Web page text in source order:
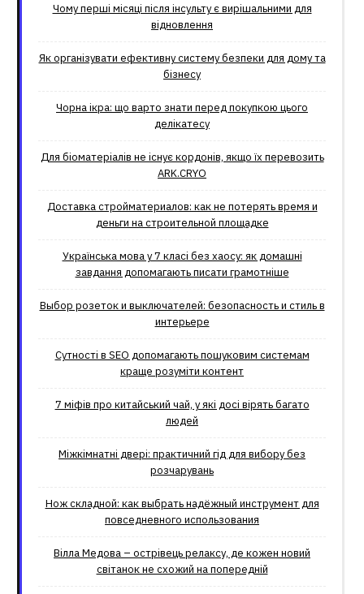
Чому перші місяці після інсульту є вирішальними для
відновлення
Як організувати ефективну систему безпеки для дому та
бізнесу
Чорна ікра: що варто знати перед покупкою цього
делікатесу
Для біоматеріалів не існує кордонів, якщо їх перевозить
ARK.CRYO
Доставка стройматериалов: как не потерять время и
деньги на строительной площадке
Українська мова у 7 класі без хаосу: як домашні
завдання допомагають писати грамотніше
Выбор розеток и выключателей: безопасность и стиль в
интерьере
Сутності в SEO допомагають пошуковим системам
краще розуміти контент
7 міфів про китайський чай, у які досі вірять багато
людей
Міжкімнатні двері: практичний гід для вибору без
розчарувань
Нож складной: как выбрать надёжный инструмент для
повседневного использования
Вілла Медова – острівець релаксу, де кожен новий
світанок не схожий на попередній